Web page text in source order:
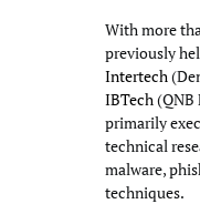
With more
previously
Intertech
IBTech (QNB
primarily
technical
malware,
techniques.